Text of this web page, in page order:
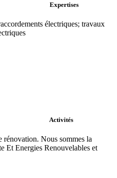
Expertises
électriques; travaux
Activités
rénovation. Nous sommes la
Et Energies Renouvelables et